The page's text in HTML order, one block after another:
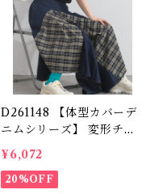
D261148 【体型カバーデ
ニムシリーズ】 変形チェ
ック切替デニムスカート /
Irregular Panel Check-
Trim Denim Skirt
¥6,072
20%OFF